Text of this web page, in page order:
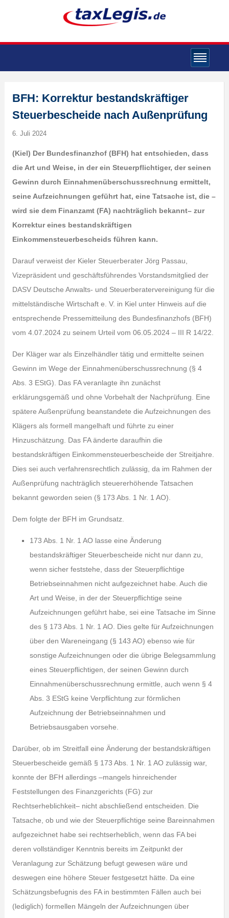
BFH: Korrektur bestandskräftiger
Steuerbescheide nach Außenprüfung
6. Juli 2024
(Kiel) Der Bundesfinanzhof (BFH) hat entschieden, dass
die Art und Weise, in der ein Steuerpflichtiger, der seinen
Gewinn durch Einnahmenüberschussrechnung ermittelt,
seine Aufzeichnungen geführt hat, eine Tatsache ist, die –
wird sie dem Finanzamt (FA) nachträglich bekannt– zur
Korrektur eines bestandskräftigen
Einkommensteuerbescheids führen kann.
Darauf verweist der Kieler Steuerberater Jörg Passau,
Vizepräsident und geschäftsführendes Vorstandsmitglied der
DASV Deutsche Anwalts- und Steuerberatervereinigung für die
mittelständische Wirtschaft e. V. in Kiel unter Hinweis auf die
entsprechende Pressemitteilung des Bundesfinanzhofs (BFH)
vom 4.07.2024 zu seinem Urteil vom 06.05.2024 – III R 14/22.
Der Kläger war als Einzelhändler tätig und ermittelte seinen
Gewinn im Wege der Einnahmenüberschussrechnung (§ 4
Abs. 3 EStG). Das FA veranlagte ihn zunächst
erklärungsgemäß und ohne Vorbehalt der Nachprüfung. Eine
spätere Außenprüfung beanstandete die Aufzeichnungen des
Klägers als formell mangelhaft und führte zu einer
Hinzuschätzung. Das FA änderte daraufhin die
bestandskräftigen Einkommensteuerbescheide der Streitjahre.
Dies sei auch verfahrensrechtlich zulässig, da im Rahmen der
Außenprüfung nachträglich steuererhöhende Tatsachen
bekannt geworden seien (§ 173 Abs. 1 Nr. 1 AO).
Dem folgte der BFH im Grundsatz.
173 Abs. 1 Nr. 1 AO lasse eine Änderung
bestandskräftiger Steuerbescheide nicht nur dann zu,
wenn sicher feststehe, dass der Steuerpflichtige
Betriebseinnahmen nicht aufgezeichnet habe. Auch die
Art und Weise, in der der Steuerpflichtige seine
Aufzeichnungen geführt habe, sei eine Tatsache im Sinne
des § 173 Abs. 1 Nr. 1 AO. Dies gelte für Aufzeichnungen
über den Wareneingang (§ 143 AO) ebenso wie für
sonstige Aufzeichnungen oder die übrige Belegsammlung
eines Steuerpflichtigen, der seinen Gewinn durch
Einnahmenüberschussrechnung ermittle, auch wenn § 4
Abs. 3 EStG keine Verpflichtung zur förmlichen
Aufzeichnung der Betriebseinnahmen und
Betriebsausgaben vorsehe.
Darüber, ob im Streitfall eine Änderung der bestandskräftigen
Steuerbescheide gemäß § 173 Abs. 1 Nr. 1 AO zulässig war,
konnte der BFH allerdings –mangels hinreichender
Feststellungen des Finanzgerichts (FG) zur
Rechtserheblichkeit– nicht abschließend entscheiden. Die
Tatsache, ob und wie der Steuerpflichtige seine Bareinnahmen
aufgezeichnet habe sei rechtserheblich, wenn das FA bei
deren vollständiger Kenntnis bereits im Zeitpunkt der
Veranlagung zur Schätzung befugt gewesen wäre und
deswegen eine höhere Steuer festgesetzt hätte. Da eine
Schätzungsbefugnis des FA in bestimmten Fällen auch bei
(lediglich) formellen Mängeln der Aufzeichnungen über